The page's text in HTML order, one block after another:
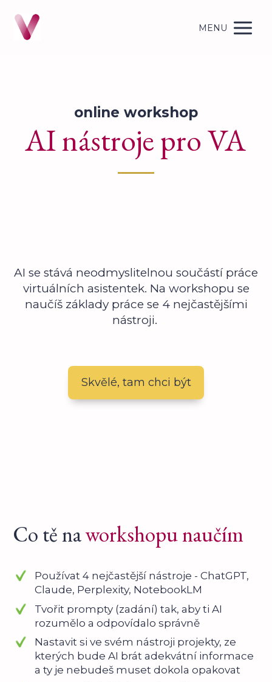
MENU
online workshop
AI nástroje pro VA
AI se stává neodmyslitelnou součástí práce
virtuálních asistentek. Na workshopu se
naučíš základy práce se 4 nejčastějšími
nástroji.
Skvělé, tam chci být
Co tě naworkshopu naučím
Používat 4 nejčastější nástroje - ChatGPT,
Claude, Perplexity, NotebookLM
Tvořit prompty (zadání) tak, aby ti AI
rozumělo a odpovídalo správně
Nastavit si ve svém nástroji projekty, ze
kterých bude AI brát adekvátní informace
a ty je nebudeš muset dokola opakovat